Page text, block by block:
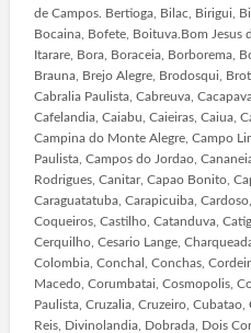
de Campos. Bertioga, Bilac, Birigui,
Bocaina, Bofete, Boituva.Bom Jesus
Itarare, Bora, Boraceia, Borborema,
Brauna, Brejo Alegre, Brodosqui,
Cabralia Paulista, Cabreuva,
Cafelandia, Caiabu, Caieiras, Caiua,
Campina do Monte Alegre, Campo
Paulista, Campos do Jordao,
Rodrigues, Canitar, Capao Bonito,
Caraguatatuba, Carapicuiba,
Coqueiros, Castilho, Catanduva,
Cerquilho, Cesario Lange,
Colombia, Conchal, Conchas,
Macedo, Corumbatai, Cosmopolis,
Paulista, Cruzalia, Cruzeiro,
Reis, Divinolandia, Dobrada, Dois